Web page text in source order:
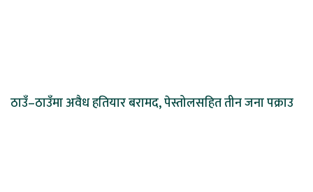
ठाउँ–ठाउँमा अवैध हतियार बरामद, पेस्तोलसहित तीन जना पक्राउ